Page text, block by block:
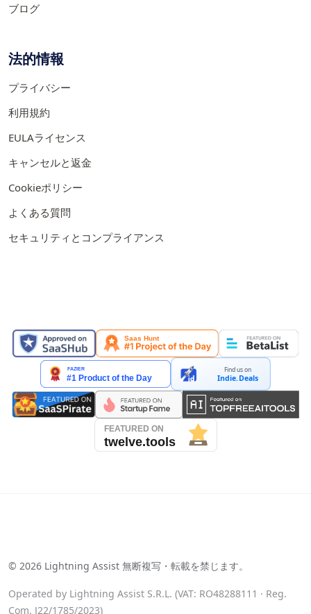
ブログ
法的情報
プライバシー
利用規約
EULAライセンス
キャンセルと返金
Cookieポリシー
よくある質問
セキュリティとコンプライアンス
Find us on
Indie.Deals
© 2026 Lightning Assist 無断複写・転載を禁じます。
Operated by Lightning Assist S.R.L. (VAT: RO48288111 · Reg.
Com. J22/1785/2023)